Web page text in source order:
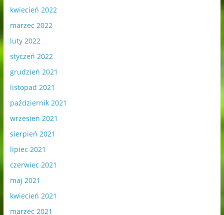
kwiecień 2022
marzec 2022
luty 2022
styczeń 2022
grudzień 2021
listopad 2021
październik 2021
wrzesień 2021
sierpień 2021
lipiec 2021
czerwiec 2021
maj 2021
kwiecień 2021
marzec 2021